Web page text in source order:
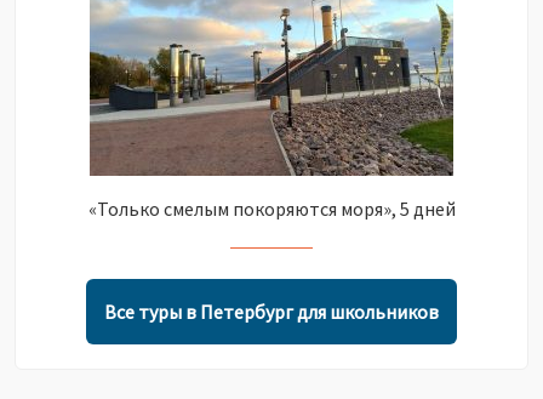
«Только смелым покоряются моря», 5 дней
Все туры в Петербург для школьников